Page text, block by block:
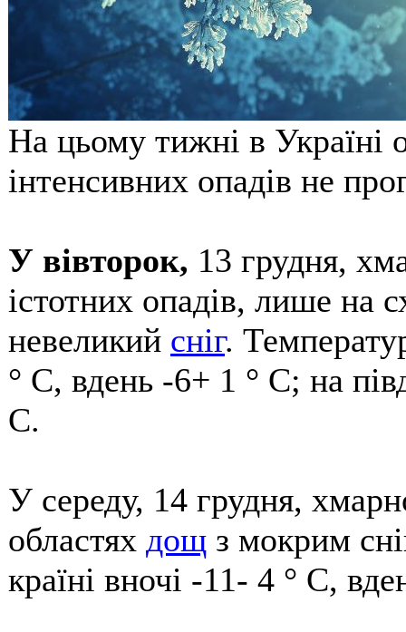
На цьому тижні в Україні
інтенсивних опадів не
У вівторок, 13 грудня,
істотних опадів, лише на
невеликий сніг.
° С, вдень -6+ 1 ° С; на
С.
У середу, 14 грудня,
областях дощ з мокрим
країні вночі -11- 4 ° С,